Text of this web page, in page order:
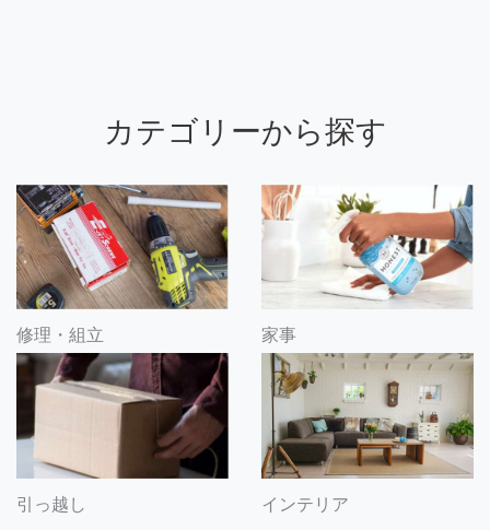
カテゴリーから探す
修理・組立 家事
引っ越し インテリア